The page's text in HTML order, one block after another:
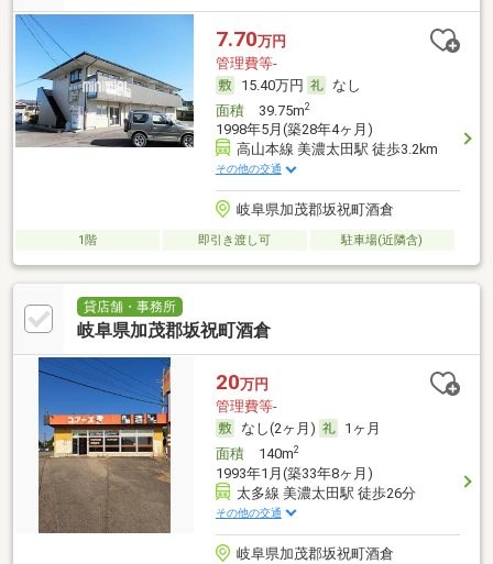
7.70万円
管理費等-
15.40万円
なし
面積39.75m2
1998年5月(築28年4ヶ月)
高山本線 美濃太田駅 徒歩3.2km
その他の交通
岐阜県加茂郡坂祝町酒倉
1階 即引き渡し可 駐車場(近隣含)
貸店舗・事務所
岐阜県加茂郡坂祝町酒倉
20万円
管理費等-
なし(2ヶ月)
1ヶ月
面積140m2
1993年1月(築33年8ヶ月)
太多線 美濃太田駅 徒歩26分
その他の交通
岐阜県加茂郡坂祝町酒倉